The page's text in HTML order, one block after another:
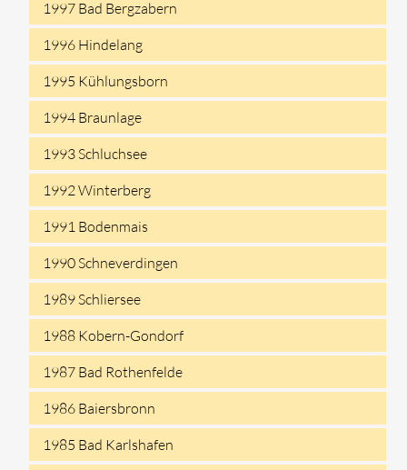
1997 Bad Bergzabern
1996 Hindelang
1995 Kühlungsborn
1994 Braunlage
1993 Schluchsee
1992 Winterberg
1991 Bodenmais
1990 Schneverdingen
1989 Schliersee
1988 Kobern-Gondorf
1987 Bad Rothenfelde
1986 Baiersbronn
1985 Bad Karlshafen